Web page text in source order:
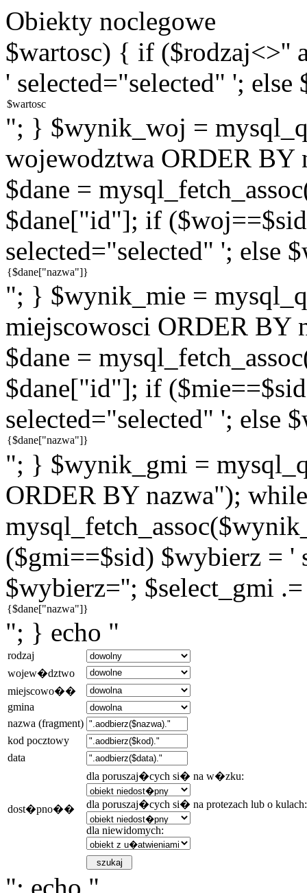
Obiekty noclegowe
$wartosc) { if ($rodzaj<>''
' selected="selected" ';
"; } $wynik_woj =
wojewodztwa ORDER
$dane =
$dane["id"]; if
selected="selected" '; else
"; } $wynik_mie =
miejscowosci ORDER BY
$dane =
$dane["id"]; if
selected="selected" '; else
"; } $wynik_gmi =
ORDER BY nazwa");
($gmi==$sid) $wybierz = '
$wybierz=''; $select_gmi
"; } echo "
rodzaj
wojew�dztwo
miejscowo��
gmina
nazwa (fragment)
kod pocztowy
data
dost�pno��
dla poruszaj�cych si� na w�zku:
dla poruszaj�cych si� na protezach lub o kulach:
dla niewidomych:
"; echo "